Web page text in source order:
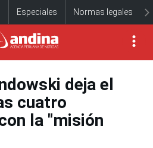
Especiales Normas legales
deja el
cuatro
la "misión